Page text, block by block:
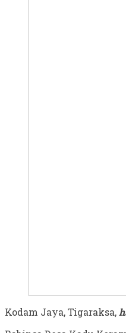
Kodam Jaya, Tigaraksa,